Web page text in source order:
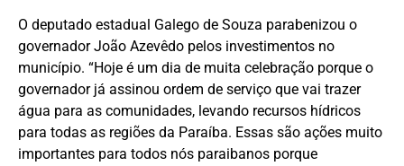
O deputado estadual Galego de Souza parabenizou o
governador João Azevêdo pelos investimentos no
município. “Hoje é um dia de muita celebração porque o
governador já assinou ordem de serviço que vai trazer
água para as comunidades, levando recursos hídricos
para todas as regiões da Paraíba. Essas são ações muito
importantes para todos nós paraibanos porque